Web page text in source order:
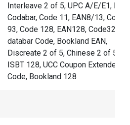
Interleave 2 of 5, UPC A/E/E1, MSI,
Codabar, Code 11, EAN8/13, Code
93, Code 128, EAN128, Code32,
databar Code, Bookland EAN,
Discreate 2 of 5, Chinese 2 of 5,
ISBT 128, UCC Coupon Extended
Code, Bookland 128